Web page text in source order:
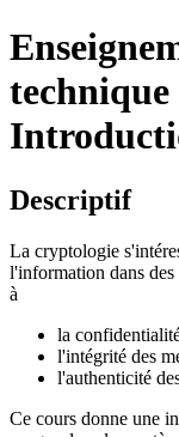
technique
Descriptif
La cryptologie
l'information dans
à
la
l'intégrité des
l'authenticité
Ce cours donne une